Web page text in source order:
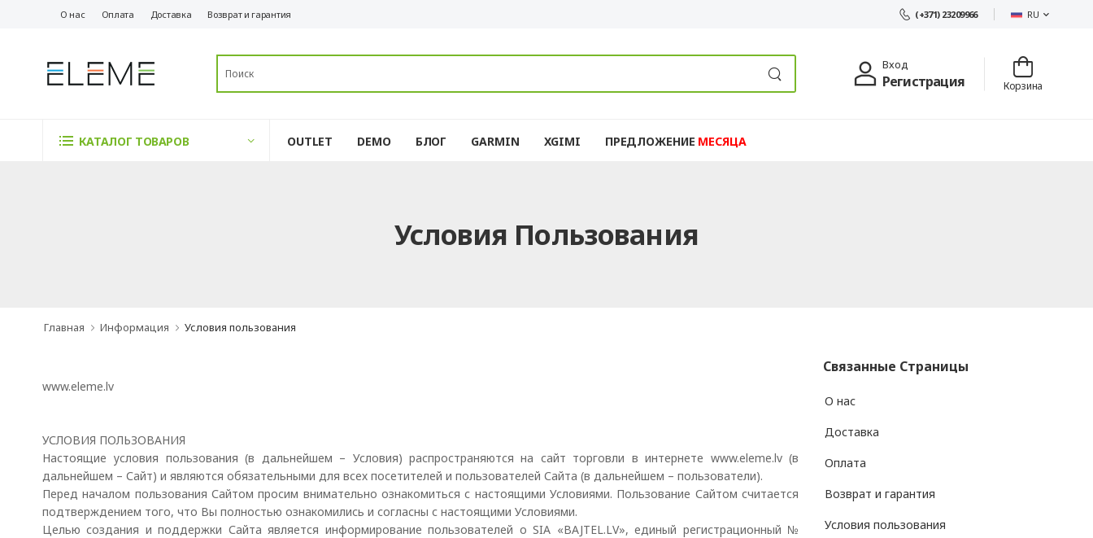
О нас Оплата Доставка Возврат и гарантия (+371) 23209966 RU
Вход
Регистрация Корзина
КАТАЛОГ ТОВАРОВ OUTLET DEMO БЛОГ GARMIN XGIMI ПРЕДЛОЖЕНИЕ MЕСЯЦА
Условия Пользования
Главная Информация Условия пользования
www.eleme.lv
УСЛОВИЯ ПОЛЬЗОВАНИЯ
Настоящие условия пользования (в дальнейшем – Условия) распространяются на сайт торговли в интернете www.eleme.lv (в
дальнейшем – Сайт) и являются обязательными для всех посетителей и пользователей Сайта (в дальнейшем – пользователи).
Перед началом пользования Сайтом просим внимательно ознакомиться с настоящими Условиями. Пользование Сайтом считается
подтверждением того, что Вы полностью ознакомились и согласны с настоящими Условиями.
Целью создания и поддержки Сайта является информирование пользователей о SIA «BAJTEL.LV», единый регистрационный №
Связанные Страницы
О нас
Доставка
Оплата
Возврат и гарантия
Условия пользования